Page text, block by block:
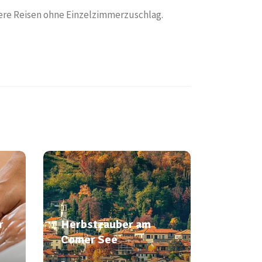
Reisen ohne Einzelzimmerzuschlag.
Herbstzauber
am Comer See
554€
Mo. 04.11. – Fr.
08.11.2026
Herbstzauber am
Comer See